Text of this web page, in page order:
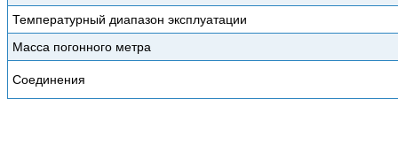
Температурный диапазон эксплуатации
Масса погонного метра
Соединения